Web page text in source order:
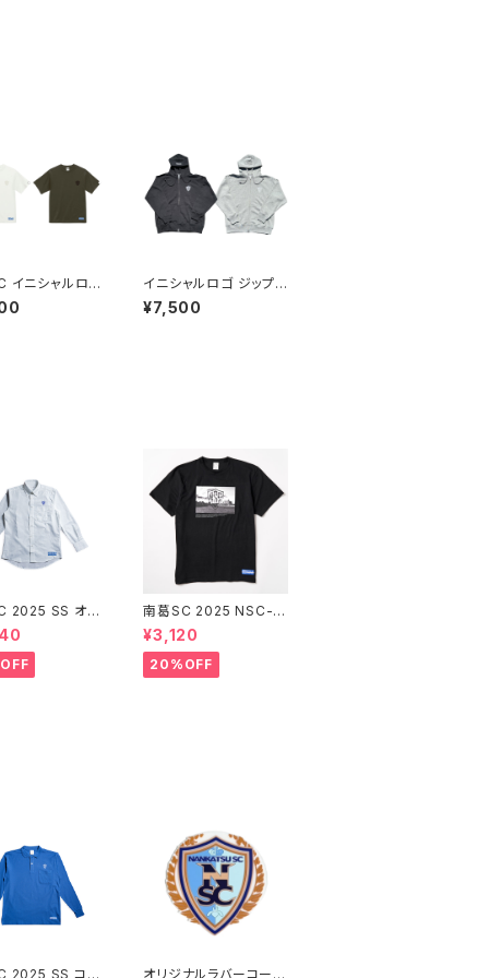
イニシャルロゴ
ジャージT
イニシャルロゴ ジップパ
ーカー
¥7,500
2025 SS オッ
ードシャツ
南葛SC 2025 NSC-G
L グラフィックTシャツ
¥3,120
20%OFF
2025 SS コッ
オリジナルラバーコース